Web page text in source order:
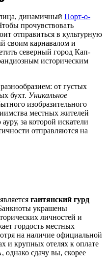
динамичный Порт-о-
прочувствовать
отправиться в культурную
своим карнавалом и
северный город Кап-
историческим
от густых
бухт. Уникальное
изобразительного
местных жителей
за которой искатели
отправляются на
гаитянский гурд
украшены
личностей и
гордость местных
на наличие официальной
и крупных отелях к оплате
сдачу вы, скорее